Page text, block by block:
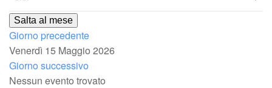
Salta al mese
Giorno precedente
Venerdì 15 Maggio 2026
Giorno successivo
Nessun evento trovato